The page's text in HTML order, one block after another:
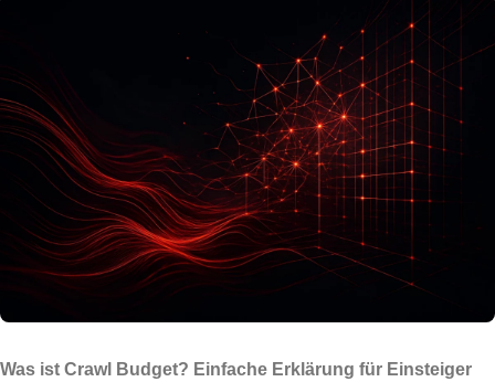
Was ist Crawl Budget? Einfache Erklärung für Einsteiger